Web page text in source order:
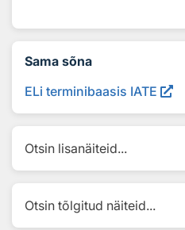
Sama sõna
ELi terminibaasis IATE
Otsin lisanäiteid...
Otsin tõlgitud näiteid...